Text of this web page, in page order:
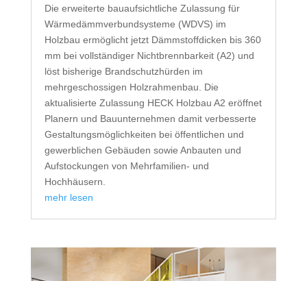
Die erweiterte bauaufsichtliche Zulassung für
Wärmedämmverbundsysteme (WDVS) im
Holzbau ermöglicht jetzt Dämmstoffdicken bis 360
mm bei vollständiger Nichtbrennbarkeit (A2) und
löst bisherige Brandschutzhürden im
mehrgeschossigen Holzrahmenbau. Die
aktualisierte Zulassung HECK Holzbau A2 eröffnet
Planern und Bauunternehmen damit verbesserte
Gestaltungsmöglichkeiten bei öffentlichen und
gewerblichen Gebäuden sowie Anbauten und
Aufstockungen von Mehrfamilien- und
Hochhäusern.
mehr lesen